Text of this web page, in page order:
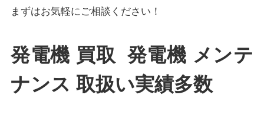
まずはお気軽にご相談ください！
発電機 買取 発電機 メンテ
ナンス 取扱い実績多数